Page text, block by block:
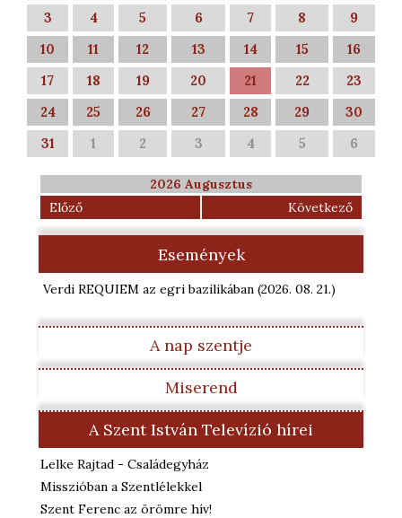
3
4 5 6 7 8
9
10
11 12 13 14 15
16
17
18 19 20 21 22
23
24
25 26 27 28 29
30
31
1 2 3 4 5 6
2026 Augusztus
Előző
Következő
Események
Verdi REQUIEM az egri bazilikában (2026. 08. 21.)
A nap szentje
Miserend
A Szent István Televízió hírei
Lelke Rajtad - Családegyház
Misszióban a Szentlélekkel
Szent Ferenc az örömre hív!